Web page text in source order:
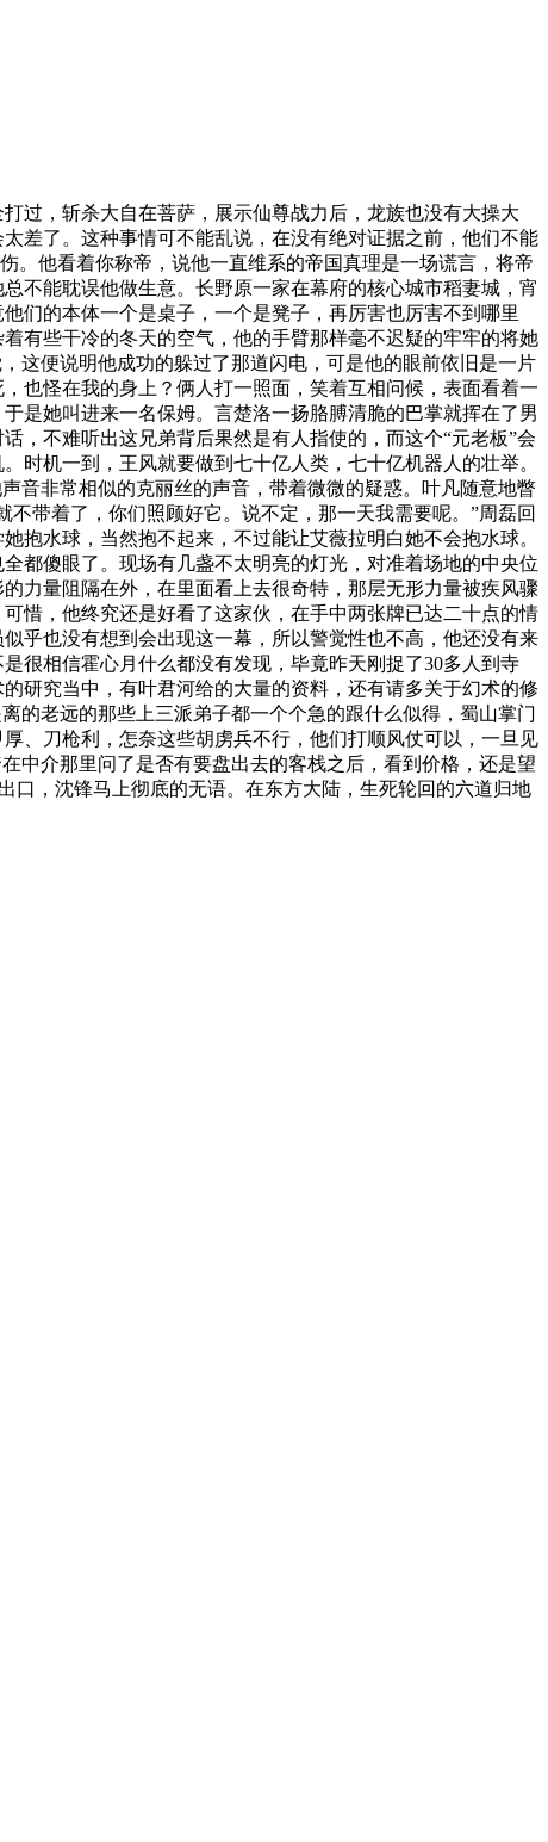
过，斩杀大自在菩萨，展示仙尊战力后，龙族也没有大操大
差了。这种事情可不能乱说，在没有绝对证据之前，他们不能
。他看着你称帝，说他一直维系的帝国真理是一场谎言，将帝
不能耽误他做生意。长野原一家在幕府的核心城市稻妻城，宵
们的本体一个是桌子，一个是凳子，再厉害也厉害不到哪里
有些干冷的冬天的空气，他的手臂那样毫不迟疑的牢牢的将她
这便说明他成功的躲过了那道闪电，可是他的眼前依旧是一片
也怪在我的身上？俩人打一照面，笑着互相问候，表面看着一
是她叫进来一名保姆。言楚洛一扬胳膊清脆的巴掌就挥在了男
，不难听出这兄弟背后果然是有人指使的，而这个“元老板”会
时机一到，王风就要做到七十亿人类，七十亿机器人的壮举。
音非常相似的克丽丝的声音，带着微微的疑惑。叶凡随意地瞥
带着了，你们照顾好它。说不定，那一天我需要呢。”周磊回
抱水球，当然抱不起来，不过能让艾薇拉明白她不会抱水球。
都傻眼了。现场有几盏不太明亮的灯光，对准着场地的中央位
力量阻隔在外，在里面看上去很奇特，那层无形力量被疾风骤
惜，他终究还是好看了这家伙，在手中两张牌已达二十点的情
乎也没有想到会出现这一幕，所以警觉性也不高，他还没有来
很相信霍心月什么都没有发现，毕竟昨天刚捉了30多人到寺
研究当中，有叶君河给的大量的资料，还有请多关于幻术的修
的老远的那些上三派弟子都一个个急的跟什么似得，蜀山掌门
、刀枪利，怎奈这些胡虏兵不行，他们打顺风仗可以，一旦见
中介那里问了是否有要盘出去的客栈之后，看到价格，还是望
口，沈锋马上彻底的无语。在东方大陆，生死轮回的六道归地